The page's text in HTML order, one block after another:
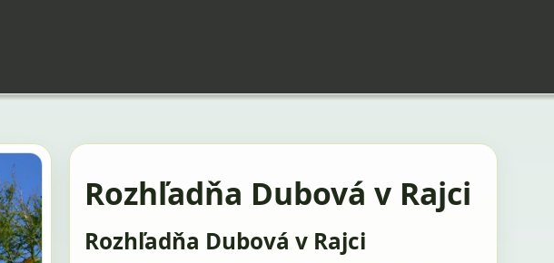
Rozhľadňa Dubová v Rajci
Rozhľadňa Dubová v Rajci